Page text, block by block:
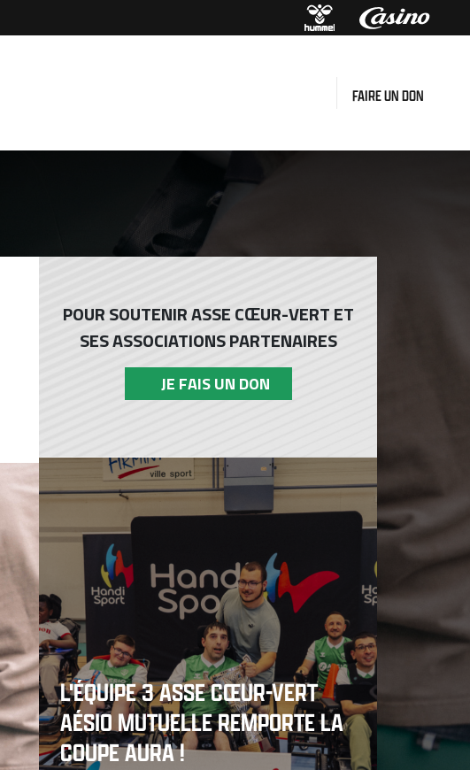
FAIRE UN DON
POUR SOUTENIR ASSE CŒUR-VERT ET
SES ASSOCIATIONS PARTENAIRES
JE FAIS UN DON
L'ÉQUIPE 3 ASSE CŒUR-VERT
AÉSIO MUTUELLE REMPORTE LA
COUPE AURA !